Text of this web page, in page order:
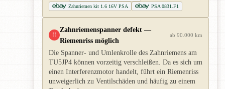
Zahnriemen kit 1.6 16V PSA
PSA 0831.F1
!!
Zahnriemenspanner defekt —
Riemenriss möglich
ab 90.000 km
Die Spanner- und Umlenkrolle des Zahnriemens am
TU5JP4 können vorzeitig verschleißen. Da es sich um
einen Interferenzmotor handelt, führt ein Riemenriss
unweigerlich zu Ventilschäden und häufig zu einem